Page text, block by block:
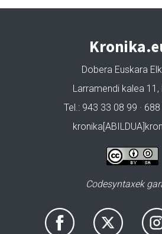
Dobera Euskara
Larramendi kalea 11,
Tel.: 943 33 08 99 ·
Codesyntaxek